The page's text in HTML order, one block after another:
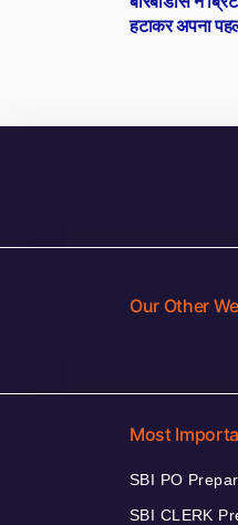
हटाकर अपना
Our Other
Most
SBI PO
SBI CLERK